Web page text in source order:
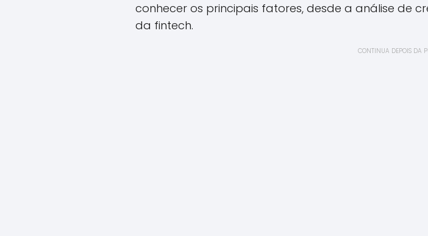
conhecer os principais fatores, desde a análise de
da fintech.
CONTINUA DEPOIS DA